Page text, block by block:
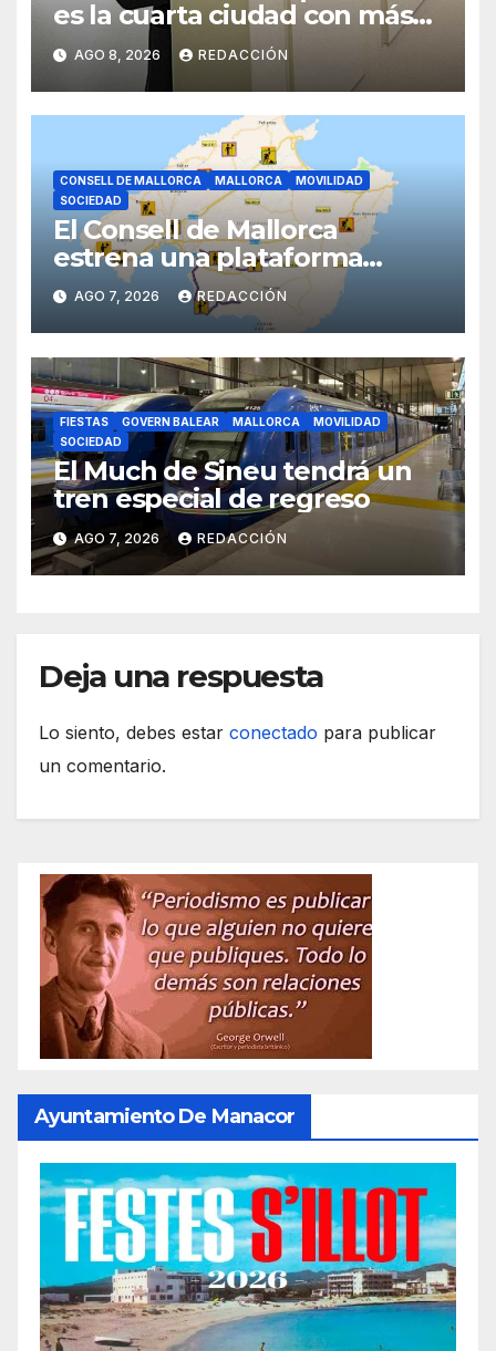
es la cuarta ciudad con más
atascos por el «fracaso» de
Galmés
AGO 8, 2026 REDACCIÓN
CONSELL DE MALLORCA MALLORCA
MOVILIDAD
SOCIEDAD
El Consell de Mallorca
estrena una plataforma
inteligente de incidencias
viarias en tiempo real
AGO 7, 2026 REDACCIÓN
FIESTAS GOVERN BALEAR MALLORCA
MOVILIDAD
SOCIEDAD
El Much de Sineu tendrá un
tren especial de regreso
AGO 7, 2026 REDACCIÓN
Deja una respuesta
Lo siento, debes estar conectado para publicar
un comentario.
Ayuntamiento De Manacor